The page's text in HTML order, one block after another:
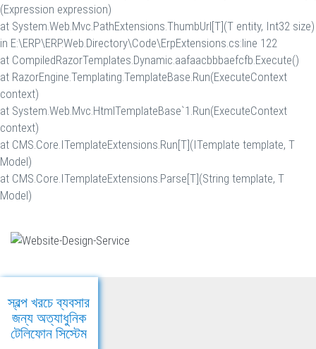
(Expression expression)
at System.Web.Mvc.PathExtensions.ThumbUrl[T](T entity, Int32 size)
in E:\ERP\ERP.Web.Directory\Code\ErpExtensions.cs:line 122
at CompiledRazorTemplates.Dynamic.aafaacbbbaefcfb.Execute()
at RazorEngine.Templating.TemplateBase.Run(ExecuteContext
context)
at System.Web.Mvc.HtmlTemplateBase`1.Run(ExecuteContext
context)
at CMS.Core.ITemplateExtensions.Run[T](ITemplate template, T
Model)
at CMS.Core.ITemplateExtensions.Parse[T](String template, T
Model)
স্বল্প খরচে ব্যবসার
জন্য অত্যাধুনিক
টেলিফোন সিস্টেম